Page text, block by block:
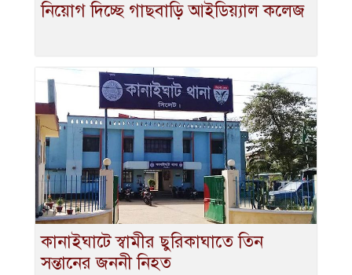
নিয়োগ দিচ্ছে গাছবাড়ি আইডিয়্যাল কলেজ
কানাইঘাটে স্বামীর ছুরিকাঘাতে তিন
সন্তানের জননী নিহত